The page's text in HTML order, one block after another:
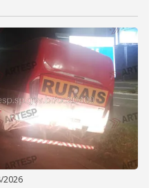
2026